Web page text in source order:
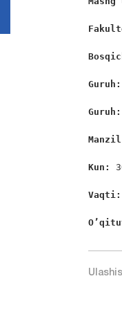
Guruh:
Kun:
Vaqti: